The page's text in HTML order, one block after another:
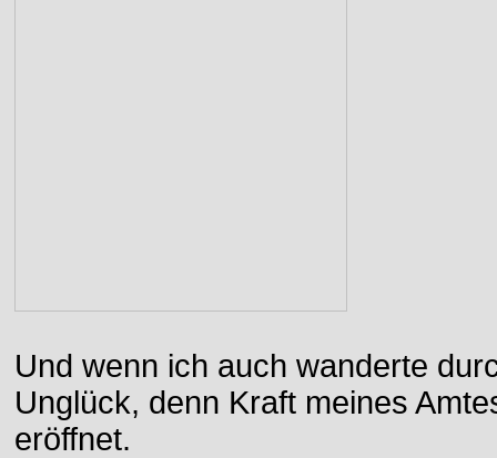
Und wenn ich auch wanderte
Unglück, denn Kraft meines
eröffnet.